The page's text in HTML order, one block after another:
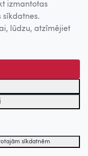
izmantotas
sīkdatnes.
lūdzu, atzīmējiet
sīkdatnēm